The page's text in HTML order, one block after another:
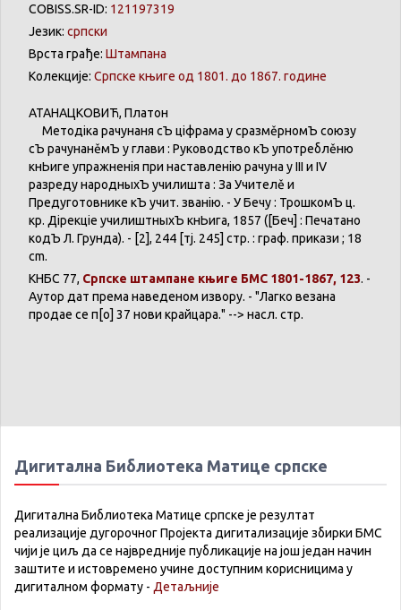
COBISS.SR-ID: 121197319
Језик: српски
Врста грађе: Штампана
Колекције: Српске књиге од 1801. до 1867. године
АТАНАЦКОВИЋ, Платон
Методіка рачунаня сЪ ціфрама усразмěрномЪ союзу
сЪ рачунанěмЪ углави : Руководство кЪ употреблěню
кнЬиге упражненія при наставленію рачуна у III и IV
разредународныхЪ училишта : За Учителě и
Предуготовнике кЪ учит. званію. - УБечу: ТрошкомЪ ц.
кр. Дірекціе училиштныхЪ кнЬига, 1857 ([Беч] : Печатано
кодЪ Л. Грунда). - [2], 244 [тј. 245] стр. : граф. прикази ; 18
cm.
КНБС 77, Српске штампане књиге БМС 1801-1867, 123. -
Аутор дат према наведеном извору. - "Лагко везана
продае се п[о] 37 нови крайцара." --> насл. стр.
Дигитална Библиотека Матице српске
Дигитална Библиотека Матице српске је резултат
реализације дугорочног Пројекта дигитализације збирки БМС
чији је циљ да се највредније публикације на још један начин
заштите и истовремено учине доступним корисницима у
дигиталном формату - Детаљније